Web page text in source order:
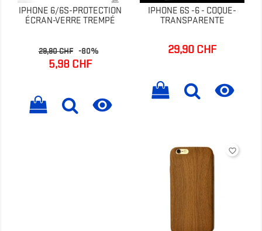
IPHONE 6/6S-PROTECTION
ÉCRAN-VERRE TREMPÉ
Prix
base
29,90 CHF -80%
5,98 CHF

IPHONE 6S -6 - COQUE-
TRANSPARENTE
Prix
29,90 CHF

favorite_border